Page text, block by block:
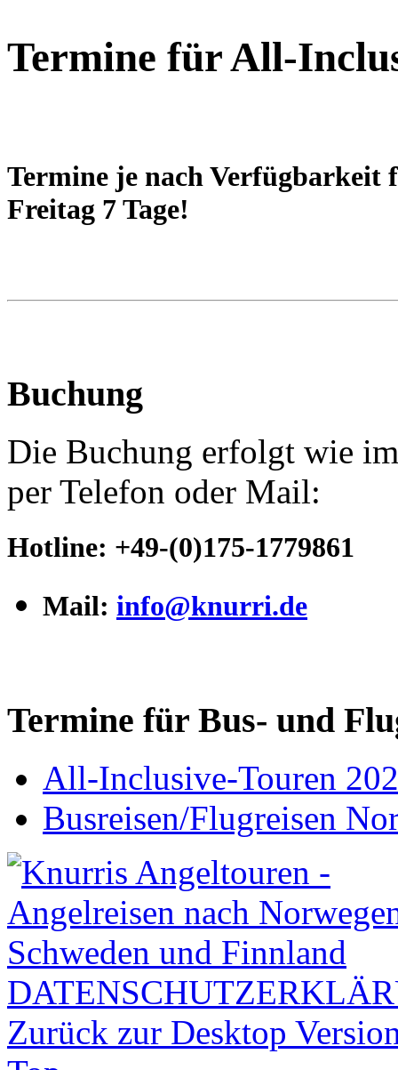
Termine für All-
Termine je nach Verfügbarkeit
Freitag 7 Tage!
Buchung
Die Buchung erfolgt wie
per Telefon oder Mail:
Hotline: +49-(0)175-1779861
Mail: info@knurri.de
Termine für Bus- und
All-Inclusive-Touren
Busreisen/Flugreisen
Zurück zur Desktop